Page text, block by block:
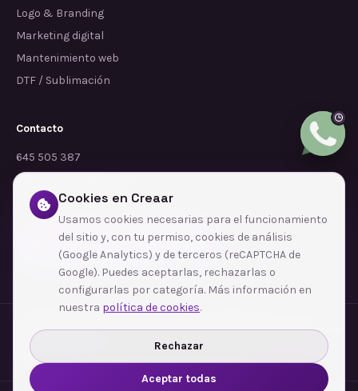
Logo & Branding
Marketing digital
Mantenimiento web
DTF / Sublimación
Contacto
645 505 387
info@dependalium.com
Mataró (Barcelona)
Déjanos tu reseña en Google
Zonas de cobertura·Barcelona·L'Hospitalet de Llobregat·Terrassa·Badalona
Sabadell
Santa Coloma de Gramenet
Ver todas las zonas →
Cookies en Creaar
Usamos cookies necesarias para el funcionamiento
del sitio y, con tu permiso, cookies de análisis
(Google Analytics) y de terceros (reCAPTCHA de
Google). Puedes aceptarlas, rechazarlas o
configurarlas por categoría. Más información en
nuestra política de cookies.
Rechazar
Aceptar todas